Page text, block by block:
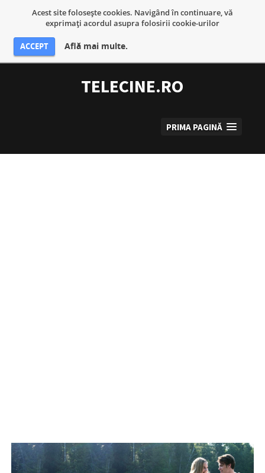
Acest site foloseşte cookies. Navigând în continuare, vă
exprimaţi acordul asupra folosirii cookie-urilor
ACCEPT Află mai multe.
conținut
TELECINE.RO
PRIMA PAGINĂ